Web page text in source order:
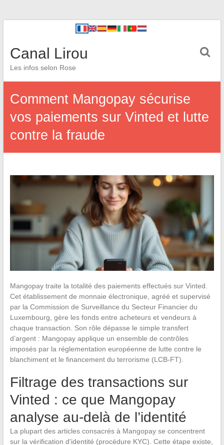
Canal Lirou
Les infos selon Rose
Comment Mangopay sécurise
vos paiements sur Vinted et lutte
contre la fraude
Mangopay traite la totalité des paiements effectués sur Vinted.
Cet établissement de monnaie électronique, agréé et supervisé
par la Commission de Surveillance du Secteur Financier du
Luxembourg, gère les fonds entre acheteurs et vendeurs à
chaque transaction. Son rôle dépasse le simple transfert
d’argent : Mangopay applique un ensemble de contrôles
imposés par la réglementation européenne de lutte contre le
blanchiment et le financement du terrorisme (LCB-FT).
Filtrage des transactions sur
Vinted : ce que Mangopay
analyse au-delà de l’identité
La plupart des articles consacrés à Mangopay se concentrent
sur la vérification d’identité (procédure KYC). Cette étape existe,